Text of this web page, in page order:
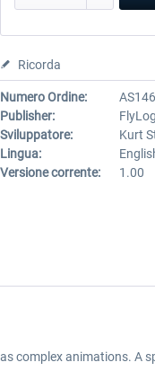
Ricorda
Numero Ordine:
Publisher:
Sviluppatore:
Kurt
Lingua:
Versione corrente:
1.00
complex animations. A